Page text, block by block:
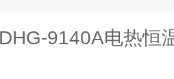
DHG-9140A电热恒温鼓风